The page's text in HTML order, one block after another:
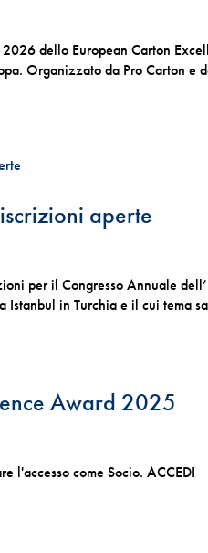
dello European Carton
Organizzato da Pro Carton e
aperte
per il Congresso Annuale
in Turchia e il cui tema
Award 2025
l'accesso come Socio. ACCEDI